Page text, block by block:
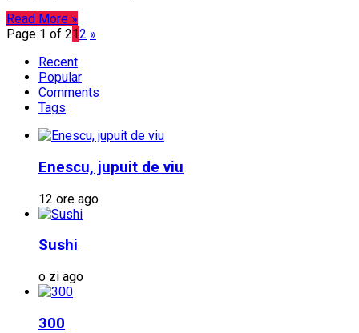
Read More »
Page 1 of 212 »
Recent
Popular
Comments
Tags
Enescu, jupuit de viu
12 ore ago
Sushi
o zi ago
300